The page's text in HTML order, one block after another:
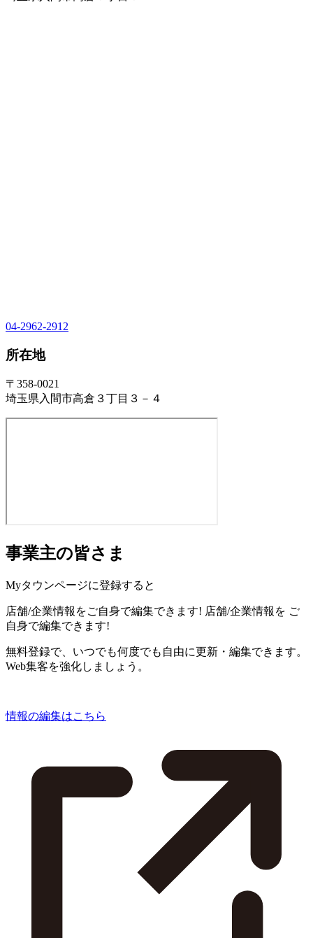
04-2962-2912
所在地
〒358-0021
埼玉県入間市高倉３丁目３－４
事業主の皆さま
Myタウンページに登録すると
店舗/企業情報をご自身で編集できます! 店舗/企業情報を ご
自身で編集できます!
無料登録で、いつでも何度でも自由に更新・編集できます。
Web集客を強化しましょう。
情報の編集はこちら